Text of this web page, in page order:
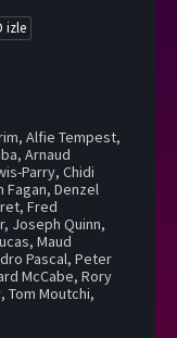
izle
, Alfie Tempest,
, Arnaud
Parry, Chidi
Fagan, Denzel
, Fred
, Joseph Quinn,
, Maud
Pascal, Peter
McCabe, Rory
, Tom Moutchi,